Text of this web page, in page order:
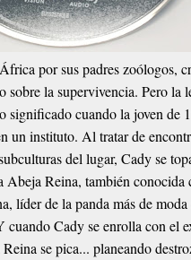
por sus padres zoólogos,
sobre la supervivencia. Pero la
significado cuando la joven de
un instituto. Al tratar de
del lugar, Cady se
Abeja Reina, también
líder de la panda más de
cuando Cady se enrolla con el
se pica... planeando